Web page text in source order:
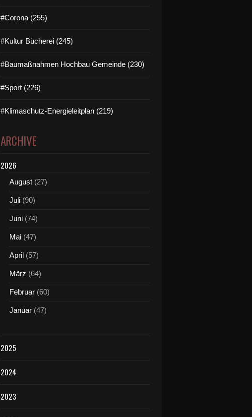
#Corona (255)
#Kultur Bücherei (245)
#Baumaßnahmen Hochbau Gemeinde (230)
#Sport (226)
#Klimaschutz-Energieleitplan (219)
ARCHIVE
2026
August (27)
Juli (90)
Juni (74)
Mai (47)
April (57)
März (64)
Februar (60)
Januar (47)
2025
2024
2023